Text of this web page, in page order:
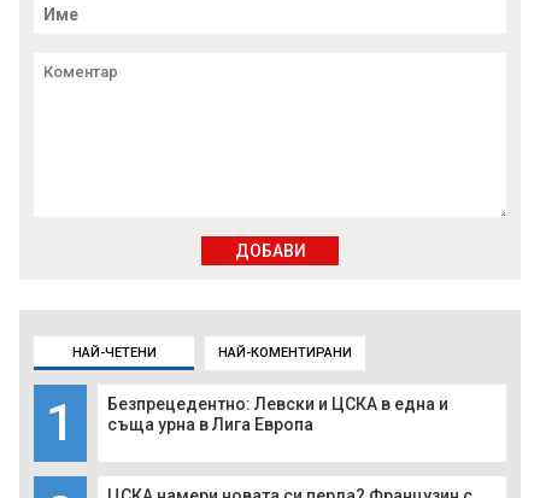
НАЙ-ЧЕТЕНИ НАЙ-КОМЕНТИРАНИ
1
Безпрецедентно: Левски и ЦСКА в една и
съща урна в Лига Европа
ДОБАВИ